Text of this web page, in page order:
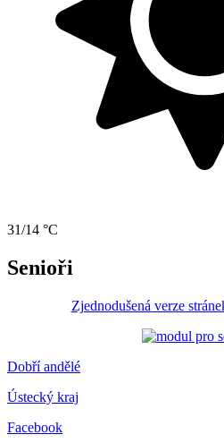
31/14 °C
Senioři
Zjednodušená verze
Dobří andělé
Ústecký kraj
Facebook